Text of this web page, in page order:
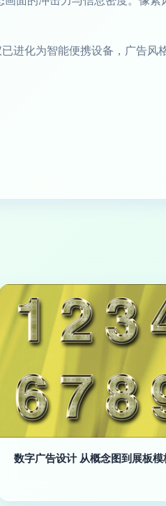
进化为智能便携设备，广告风
数字广告设计 从概念图到展板